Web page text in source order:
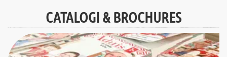
CATALOGI & BROCHURES